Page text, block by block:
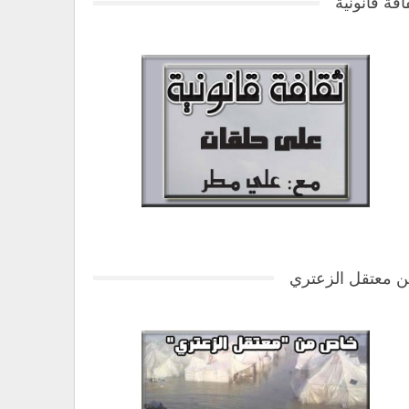
معتقل الزعتري